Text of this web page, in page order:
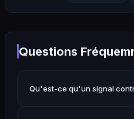
Questions
Qu'est-ce qu'un signal